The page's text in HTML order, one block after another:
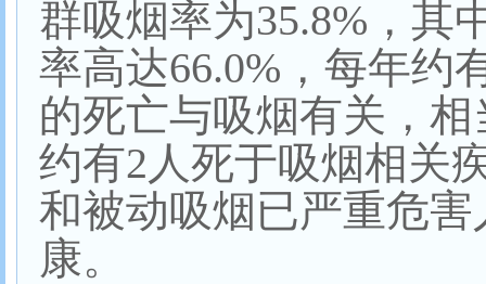
群吸烟率为35.8% ，其
率高达66.0% ，每年约
的死亡与吸烟有关，
约有2人死于吸烟相关
和被动吸烟已严重危害
康。